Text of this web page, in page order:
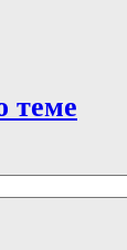
теме